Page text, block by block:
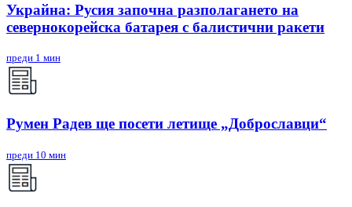
Украйна: Русия започна разполагането на
севернокорейска батарея с балистични ракети
преди 1 мин
Румен Радев ще посети летище „Доброславци“
преди 10 мин